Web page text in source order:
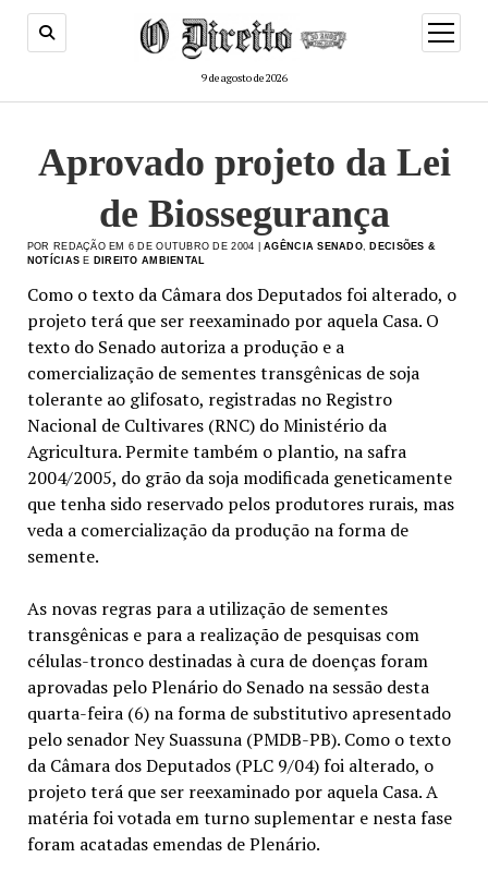
9 de agosto de 2026
menu
de
Aprovado projeto da Lei
de Biossegurança
POR REDAÇÃO EM 6 DE OUTUBRO DE 2004 |AGÊNCIA SENADO,
DECISÕES &
NOTÍCIAS E DIREITO AMBIENTAL
Como o texto da Câmara dos Deputados foi alterado, o
projeto terá que ser reexaminado por aquela Casa. O
texto do Senado autoriza a produção e a
comercialização de sementes transgênicas de soja
tolerante ao glifosato, registradas no Registro
Nacional de Cultivares (RNC) do Ministério da
Agricultura. Permite também o plantio, na safra
2004/2005, do grão da soja modificada geneticamente
que tenha sido reservado pelos produtores rurais, mas
veda a comercialização da produção na forma de
semente.
As novas regras para a utilização de sementes
transgênicas e para a realização de pesquisas com
células-tronco destinadas à cura de doenças foram
aprovadas pelo Plenário do Senado na sessão desta
quarta-feira (6) na forma de substitutivo apresentado
pelo senador Ney Suassuna (PMDB-PB). Como o texto
da Câmara dos Deputados (PLC 9/04) foi alterado, o
projeto terá que ser reexaminado por aquela Casa. A
matéria foi votada em turno suplementar e nesta fase
foram acatadas emendas de Plenário.